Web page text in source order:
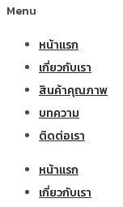
Menu
หน้าแรก
เกี่ยวกับเรา
สินค้าคุณภาพ
บทความ
ติดต่อเรา
หน้าแรก
เกี่ยวกับเรา